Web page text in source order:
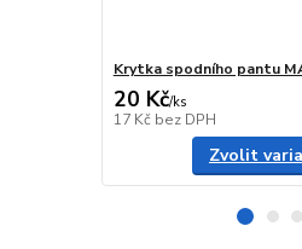
Krytka spodního pantu
20 Kč/ks
17 Kč bez DPH
Zvolit